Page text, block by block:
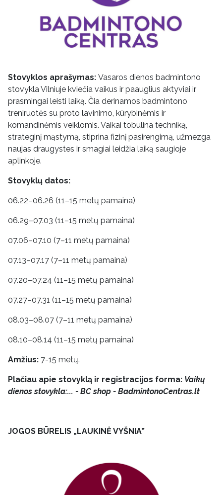
Stovyklos aprašymas: Vasaros dienos badmintono
stovykla Vilniuje kviečia vaikus ir paauglius aktyviai ir
prasmingai leisti laiką. Čia derinamos badmintono
treniruotės su proto lavinimo, kūrybinėmis ir
komandinėmis veiklomis. Vaikai tobulina techniką,
strateginį mąstymą, stiprina fizinį pasirengimą, užmezga
naujas draugystes ir smagiai leidžia laiką saugioje
aplinkoje.
Stovyklų datos:
06.22–06.26 (11–15 metų pamaina)
06.29–07.03 (11–15 metų pamaina)
07.06–07.10 (7–11 metų pamaina)
07.13–07.17 (7–11 metų pamaina)
07.20–07.24 (11–15 metų pamaina)
07.27–07.31 (11–15 metų pamaina)
08.03–08.07 (7–11 metų pamaina)
08.10–08.14 (11–15 metų pamaina)
Amžius: 7-15 metų.
Plačiau apie stovyklą ir registracijos forma: Vaikų
dienos stovykla:... - BC shop - BadmintonoCentras.lt
JOGOS BŪRELIS „LAUKINĖ VYŠNIA”